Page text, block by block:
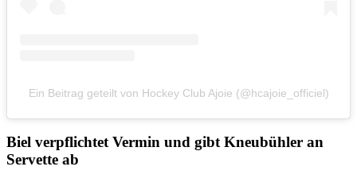
Ein Beitrag geteilt von Hockey Club Ajoie (@hcajoie_officiel)
Biel verpflichtet Vermin und gibt Kneubühler an
Servette ab